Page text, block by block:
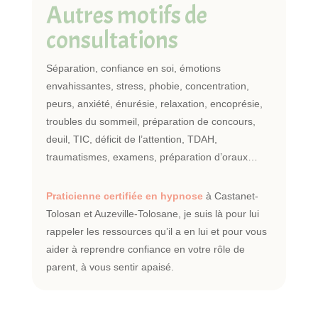
Autres motifs de
consultations
Séparation, confiance en soi, émotions
envahissantes, stress, phobie, concentration,
peurs, anxiété, énurésie, relaxation, encoprésie,
troubles du sommeil, préparation de concours,
deuil, TIC, déficit de l’attention, TDAH,
traumatismes, examens, préparation d’oraux…
Praticienne certifiée en hypnoseà Castanet-
Tolosan et Auzeville-Tolosane, je suis là pour lui
rappeler les ressources qu’il a en lui et pour vous
aider à reprendre confiance en votre rôle de
parent, à vous sentir apaisé.